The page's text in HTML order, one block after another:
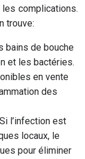
complications.
trouve:
bains de bouche
et les bactéries.
en vente
des
l’infection est
locaux, le
pour éliminer